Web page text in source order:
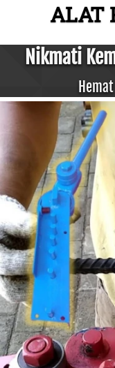
ALAT
Nikmati